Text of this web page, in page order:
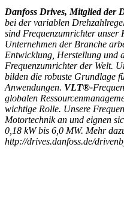
Danfoss Drives, Mitglied der
bei der variablen
sind Frequenzumrichter unser
Unternehmen der Branche
Entwicklung, Herstellung und
Frequenzumrichter der Welt.
bilden die robuste Grundlage
Anwendungen. VLT®-
globalen
wichtige Rolle. Unsere
Motortechnik an und eignen
0,18 kW bis 6,0 MW. Mehr
http://drives.danfoss.de/